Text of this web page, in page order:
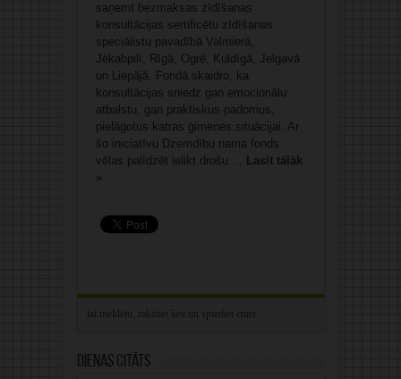
saņemt bezmaksas zīdīšanas
konsultācijas sertificētu zīdīšanas
speciālistu pavadībā Valmierā,
Jēkabpilī, Rīgā, Ogrē, Kuldīgā, Jelgavā
un Liepājā. Fondā skaidro, ka
konsultācijas sniedz gan emocionālu
atbalstu, gan praktiskus padomus,
pielāgotus katras ģimenes situācijai. Ar
šo iniciatīvu Dzemdību nama fonds
vēlas palīdzēt ielikt drošu ... Lasīt tālāk
»
Dienas citāts